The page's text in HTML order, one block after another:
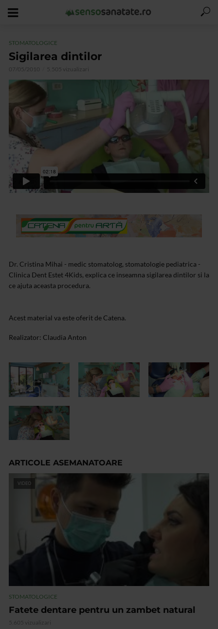
STOMATOLOGICE
Sigilarea dintilor
07/05/2010 5.505 vizualizari
Dr. Cristina Mihai - medic stomatolog, stomatologie pediatrica -
Clinica Dent Estet 4Kids, explica ce inseamna sigilarea dintilor si la
ce ajuta aceasta procedura.
Acest material va este oferit de Catena.
Realizator: Claudia Anton
ARTICOLE ASEMANATOARE
VIDEO
STOMATOLOGICE
Fatete dentare pentru un zambet natural
5.605 vizualizari